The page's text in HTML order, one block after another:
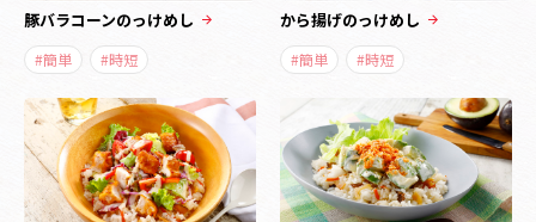
豚バラコーンのっけめし
#簡単 #時短
から揚げのっけめし
#簡単 #時短